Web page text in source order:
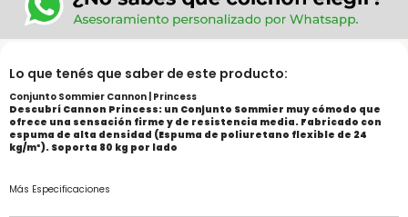
Lo que tenés que saber de este producto:
Conjunto Sommier Cannon | Princess
Descubrí Cannon Princess: un Conjunto Sommier muy cómodo que
ofrece una sensación firme y de resistencia media. Fabricado con
espuma de alta densidad (Espuma de poliuretano flexible de 24
kg/m³). Soporta 80 kg por lado
Más Especificaciones